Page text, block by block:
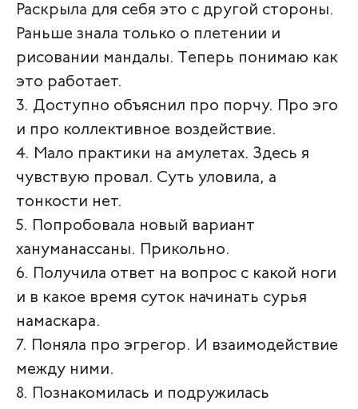
Раскрыла для себя это с другой стороны.
Раньше знала только о плетении и
рисовании мандалы. Теперь понимаю как
это работает.
3. Доступно объяснил про порчу. Про эго
и про коллективное воздействие.
4. Мало практики на амулетах. Здесь я
чувствую провал. Суть уловила, а
тонкости нет.
5. Попробовала новый вариант
хануманассаны. Прикольно.
6. Получила ответ на вопрос с какой ноги
и в какое время суток начинать сурья
намаскара.
7. Поняла про эгрегор. И взаимодействие
между ними.
8. Познакомилась и подружилась